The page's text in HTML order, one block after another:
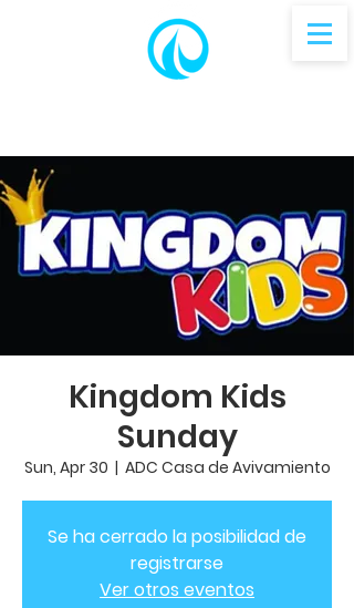
Kingdom Kids
Sunday
Sun, Apr 30
  |
ADC Casa de Avivamiento
Se ha cerrado la posibilidad de
registrarse
Ver otros eventos